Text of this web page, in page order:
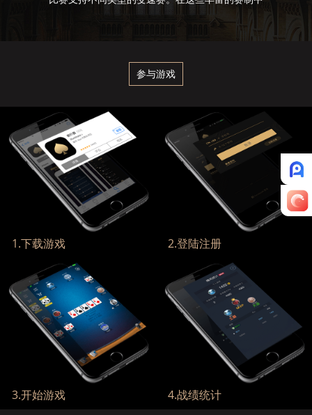
参与游戏
1.下载游戏
游戏支持国内、海外用户...
2.登陆注册
可通过手机号或Facebook注册登
录...
3.开始游戏 4.战绩统计